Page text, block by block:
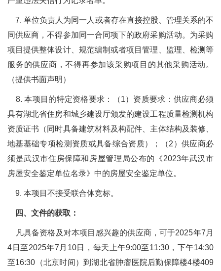
7. 单位负责人为同一人或者存在直接控股、管理关系的不
同供应商，不得参加同一合同项下的政府采购活动。为采购
项目提供整体设计、规范编制或者项目管理、监理、检测等
服务的供应商，不得再参加该采购项目的其他采购活动。
（提供书面声明）
8. 本项目的特定资格要求：（1）资质要求：供应商必须
具有湖北省住房和城乡建设厅颁发的建设工程质量检测机构
资质证书（同时具备建筑材料及构配件、主体结构及装修、
地基基础专项检测资质或具备综合资质）；（2）供应商必
须是武汉市住房保障和房屋管理局公布的《2023年武汉市
房屋安全鉴定单位名录》中的房屋安全鉴定单位。
9. 本项目不接受联合体竞标。
四、文件的获取：
凡具备资格及对本项目感兴趣的供应商，可于2025年7月
4日至2025年7月10日，每天上午9:00至11:30，下午14:30
至16:30（北京时间）到湖北省肿瘤医院后勤保障楼4楼409